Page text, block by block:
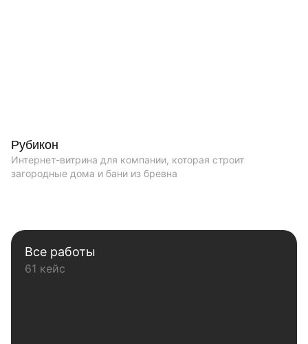
Рубикон
Интернет-витрина для компании, которая строит
загородные дома и бани из бревна
Все работы
61 кейс